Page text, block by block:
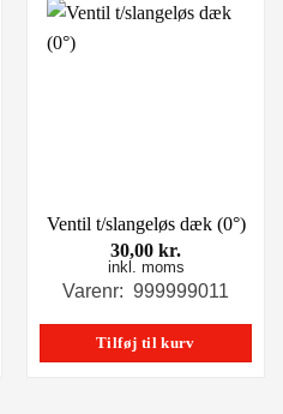
Ventil t/slangeløs dæk (0°)
30,00 kr.
inkl. moms
Varenr: 999999011
Tilføj til kurv